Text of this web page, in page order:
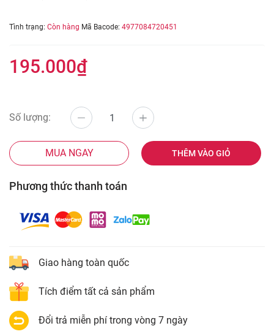
Tình trạng: Còn hàng Mã Bacode: 4977084720451
195.000₫
Số lượng:
MUA NGAY THÊM VÀO GIỎ
Phương thức thanh toán
Giao hàng toàn quốc
Tích điểm tất cả sản phẩm
Đổi trả miễn phí trong vòng 7 ngày